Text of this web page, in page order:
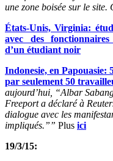
une zone boisée sur le site.
États-Unis, Virginia:
avec des
d’un étudiant noir
Indonesie, en Papouasie:
par seulement 50
aujourd’hui, “Albar
Freeport a déclaré à
dialogue avec les
impliqués.”” Plus ici
19/3/15: